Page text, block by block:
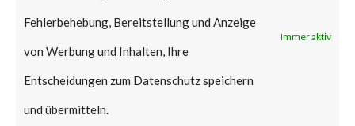
Fehlerbehebung, Bereitstellung und Anzeige
von Werbung und Inhalten, Ihre
Entscheidungen zum Datenschutz speichern
und übermitteln.
Immer aktiv
At the time of posting, there is
no patch available; Ivanti has
released workarounds as the